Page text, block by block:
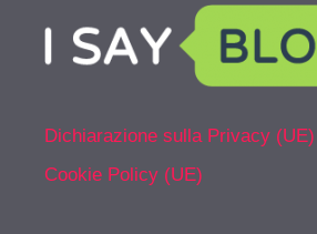
Dichiarazione sulla Privacy (UE)
Cookie Policy (UE)